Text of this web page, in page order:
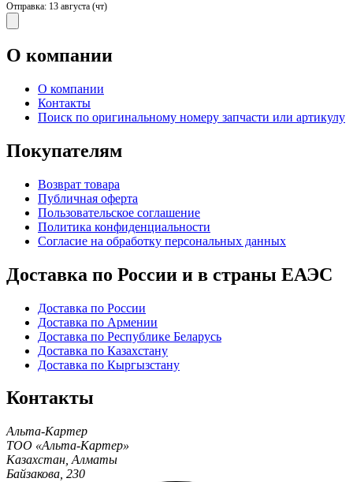
Отправка: 13 августа (чт)
О компании
О компании
Контакты
Поиск по оригинальному номеру запчасти или артикулу
Покупателям
Возврат товара
Публичная оферта
Пользовательское соглашение
Политика конфиденциальности
Согласие на обработку персональных данных
Доставка по России и в страны ЕАЭС
Доставка по России
Доставка по Армении
Доставка по Республике Беларусь
Доставка по Казахстану
Доставка по Кыргызстану
Контакты
Альта-Картер
ТОО «Альта-Картер»
Казахстан Алматы
Байзакова, 230